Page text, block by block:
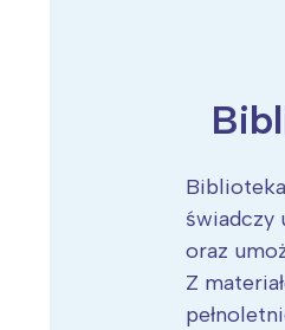
Wiosenny koncert ptaków
świadczy
oraz
Z